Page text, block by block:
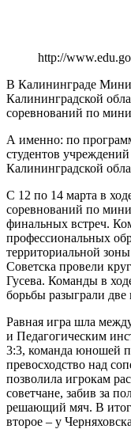
http://
В Калининграде
Калининградской
соревнований по
А именно: по
студентов
Калининградской
С 12 по 14 марта в
соревнований по
финальных встреч.
профессиональных
территориальной
Советска провели
Гусева. Команды в
борьбы разыграли
Равная игра шла
и Педагогическим
3:3, команда юношей
превосходство над
позволила игрокам
советчане, забив за
решающий мяч. В
второе – у